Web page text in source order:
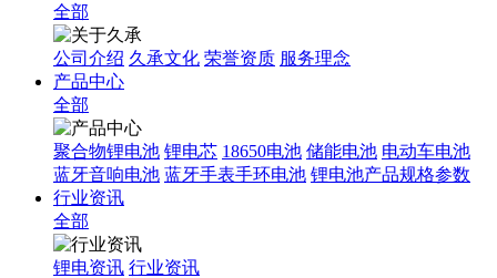
全部
公司介绍 久承文化 荣誉资质 服务理念
产品中心
全部
聚合物锂电池 锂电芯 18650电池 储能电池 电动车电池
蓝牙音响电池 蓝牙手表手环电池 锂电池产品规格参数
行业资讯
全部
锂电资讯 行业资讯